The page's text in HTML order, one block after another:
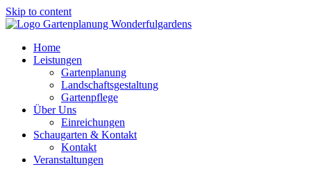
Skip to content
Home
Leistungen
Gartenplanung
Landschaftsgestaltung
Gartenpflege
Über Uns
Einreichungen
Schaugarten & Kontakt
Kontakt
Veranstaltungen